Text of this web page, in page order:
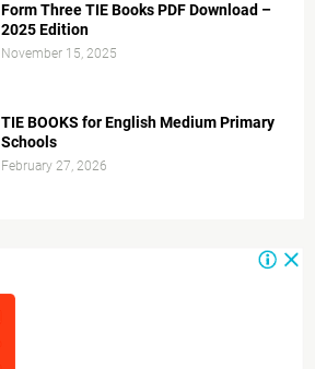
Form Three TIE Books PDF Download –
2025 Edition
November 15, 2025
TIE BOOKS for English Medium Primary
Schools
February 27, 2026